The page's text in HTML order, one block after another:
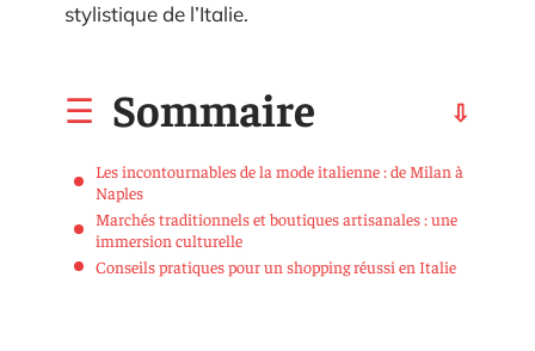
stylistique de l’Italie.
Sommaire
Les incontournables de la mode italienne : de Milan à
Naples
Marchés traditionnels et boutiques artisanales : une
immersion culturelle
Conseils pratiques pour un shopping réussi en Italie